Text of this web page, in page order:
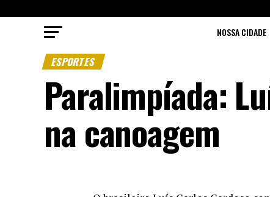
NOSSA CIDADE
ESPORTES
Paralimpíada:
na canoagem